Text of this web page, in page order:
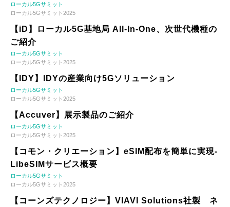
ローカル5Gサミット
ローカル5Gサミット2025
【iD】ローカル5G基地局 All-In-One、次世代機種の
ご紹介
ローカル5Gサミット
ローカル5Gサミット2025
【IDY】IDYの産業向け5Gソリューション
ローカル5Gサミット
ローカル5Gサミット2025
【Accuver】展示製品のご紹介
ローカル5Gサミット
ローカル5Gサミット2025
【コモン・クリエーション】eSIM配布を簡単に実現-
LibeSIMサービス概要
ローカル5Gサミット
ローカル5Gサミット2025
【コーンズテクノロジー】VIAVI Solutions社製 ネ